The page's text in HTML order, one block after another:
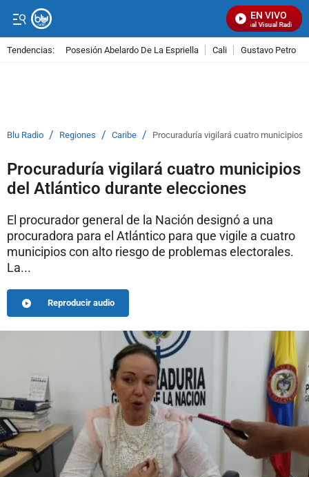
EN VIVO
Señal Visual Radio
Tendencias: Posesión Abelardo De La Espriella Cali Gustavo Petro
Blu Radio / Regiones / Caribe / Procuraduría vigilará cuatro municipios
Procuraduría vigilará cuatro municipios
del Atlántico durante elecciones
El procurador general de la Nación designó a una
procuradora para el Atlántico para que vigile a cuatro
municipios con alto riesgo de problemas electorales.
La...
Reproducir audio